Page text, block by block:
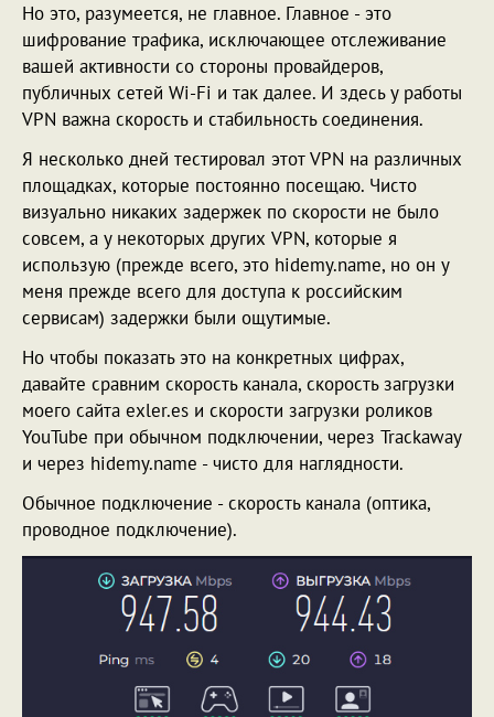
Но это, разумеется, не главное. Главное - это
шифрование трафика, исключающее отслеживание
вашей активности со стороны провайдеров,
публичных сетей Wi-Fi и так далее. И здесь у работы
VPN важна скорость и стабильность соединения.
Я несколько дней тестировал этот VPN на различных
площадках, которые постоянно посещаю. Чисто
визуально никаких задержек по скорости не было
совсем, а у некоторых других VPN, которые я
использую (прежде всего, это hidemy.name, но он у
меня прежде всего для доступа к российским
сервисам) задержки были ощутимые.
Но чтобы показать это на конкретных цифрах,
давайте сравним скорость канала, скорость загрузки
моего сайта exler.es и скорости загрузки роликов
YouTube при обычном подключении, через Trackaway
и через hidemy.name - чисто для наглядности.
Обычное подключение - скорость канала (оптика,
проводное подключение).